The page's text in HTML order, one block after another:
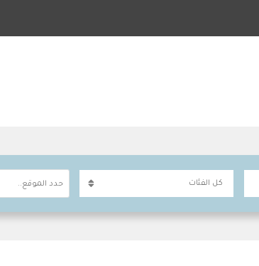
حدد الموقع..